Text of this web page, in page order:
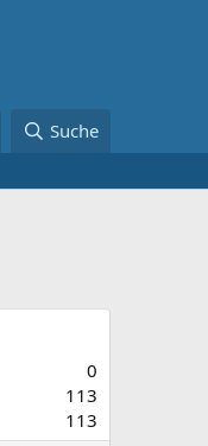
Suche
0
113
113